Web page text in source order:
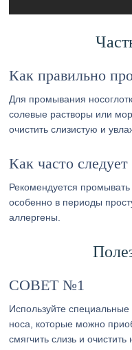
Как правильно
Для промывания
солевые растворы или
очистить слизистую и
Как часто
Рекомендуется промывать
особенно в периоды
аллергены.
СОВЕТ №1
Используйте
носа, которые можно
смягчить слизь и очистить